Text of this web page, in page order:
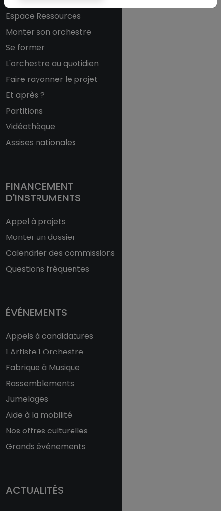
Espace Ressources
Monter son orchestre
Se former
L'orchestre au quotidien
Faire rayonner le projet
Et après ?
Partitions
Vidéothèque
Assises nationales
FINANCEMENT
D'INSTRUMENTS
Appel à projets
Monter un dossier
Calendrier des commissions
Questions fréquentes
ÉVÉNEMENTS
Appels à candidatures
1 Artiste 1 Orchestre
Fabrique à Musique
Rassemblements
Jumelages
Aide à la mobilité
Nos offres culturelles
Grands événements
ACTUALITÉS